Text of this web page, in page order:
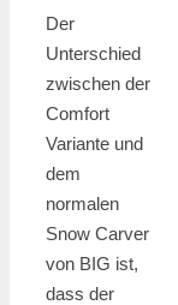
Der
Unterschied
zwischen der
Comfort
Variante und
dem
normalen
Snow Carver
von BIG ist,
dass der